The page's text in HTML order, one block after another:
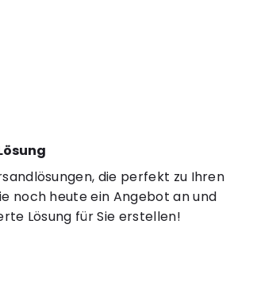
die perfekt zu Ihren
noch heute ein Angebot an und
Lösung für Sie erstellen!